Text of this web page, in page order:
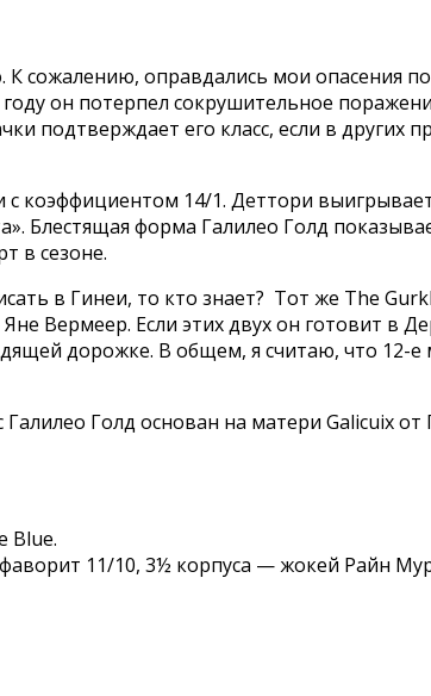
сожалению, оправдались мои опасения
он потерпел сокрушительное
подтверждает его класс, если в других
коэффициентом 14/1. Деттори
Блестящая форма Галилео Голд
в сезоне.
в Гинеи, то кто знает? Тот же The
Вермеер. Если этих двух он готовит в
дорожке. В общем, я считаю, что 12-
Голд основан на матери Galicuix от
Blue.
11/10, 3½ корпуса — жокей Райн